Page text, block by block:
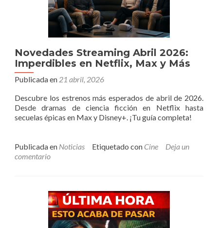
Novedades Streaming Abril 2026:
Imperdibles en Netflix, Max y Más
Publicada en 21 abril, 2026
Descubre los estrenos más esperados de abril de 2026.
Desde dramas de ciencia ficción en Netflix hasta
secuelas épicas en Max y Disney+. ¡Tu guía completa!
Publicada en Noticias Etiquetado con Cine
Deja un
comentario